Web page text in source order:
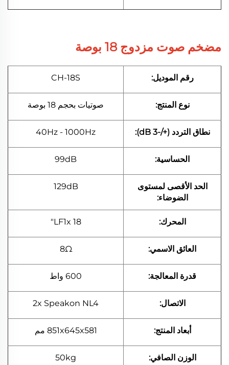
مضخم صوت مزدوج 18 بوصة
رقم الموديل: CH-18S
نوع المنتج: صوتيات بحجم 18 بوصة
نطاق التردد (+/-3 dB): 40Hz - 1000Hz
الحساسية: 99dB
الحد الأقصى لمستوى
الضوضاء:
129dB
المحرك: LF1x 18"
العائق الاسمي: 8Ω
قدرة المعالجة: 600 واط
الاتصال: 2x Speakon NL4
أبعاد المنتج: 851x645x581 مم
الوزن الصافي: 50kg